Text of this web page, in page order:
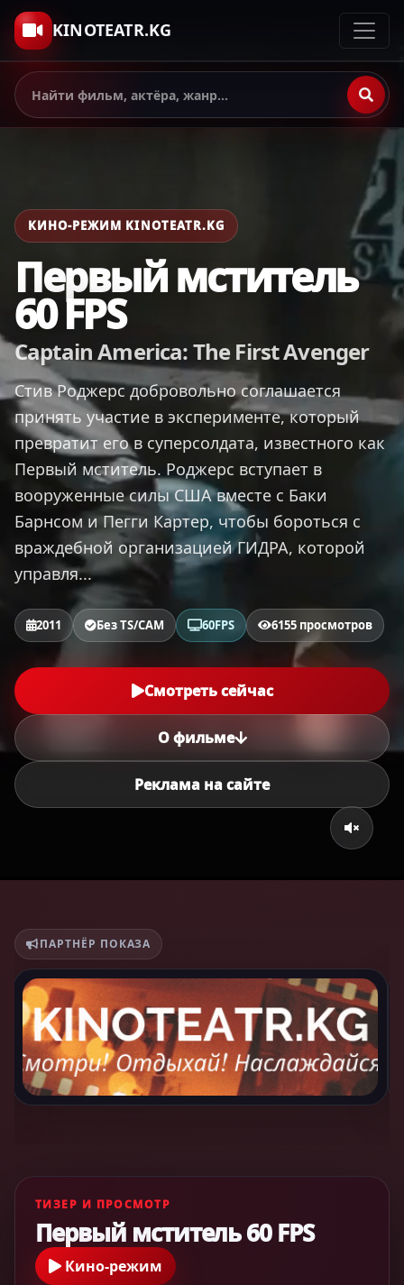
KINOTEATR.KG
КИНО-РЕЖИМ KINOTEATR.KG
Первый мститель
60 FPS
Captain America: The First Avenger
Стив Роджерс добровольно соглашается
принять участие в эксперименте, который
превратит его в суперсолдата, известного как
Первый мститель. Роджерс вступает в
вооруженные силы США вместе с Баки
Барнсом и Пегги Картер, чтобы бороться с
враждебной организацией ГИДРА, которой
управля...
2011 Без TS/CAM 60FPS 6155 просмотров
Смотреть сейчас
О фильме
Реклама на сайте
ПАРТНЁР ПОКАЗА
ТИЗЕР И ПРОСМОТР
Первый мститель 60 FPS
Кино-режим